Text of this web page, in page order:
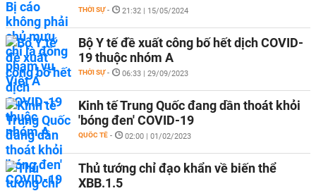
THỜI SỰ - 21:32 | 15/05/2024
Bộ Y tế đề xuất công bố hết dịch COVID-
19 thuộc nhóm A
THỜI SỰ - 06:33 | 29/09/2023
Kinh tế Trung Quốc đang dần thoát khỏi
'bóng đen' COVID-19
QUỐC TẾ - 02:00 | 01/02/2023
Thủ tướng chỉ đạo khẩn về biến thể
XBB.1.5